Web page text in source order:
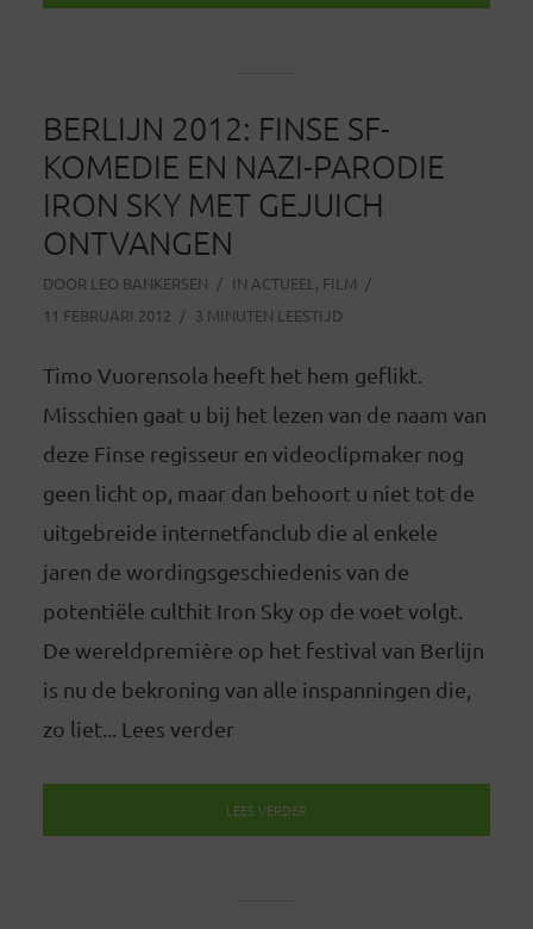
BERLIJN 2012: FINSE SF-
KOMEDIE EN NAZI-PARODIE
IRON SKY MET GEJUICH
ONTVANGEN
DOOR LEO BANKERSEN IN ACTUEEL , FILM
11 FEBRUARI 2012
3 MINUTEN LEESTIJD
Timo Vuorensola heeft het hem geflikt.
Misschien gaat u bij het lezen van de naam van
deze Finse regisseur en videoclipmaker nog
geen licht op, maar dan behoort u niet tot de
uitgebreide internetfanclub die al enkele
jaren de wordingsgeschiedenis van de
potentiële culthit Iron Sky op de voet volgt.
De wereldpremière op het festival van Berlijn
is nu de bekroning van alle inspanningen die,
zo liet... Lees verder
LEES VERDER